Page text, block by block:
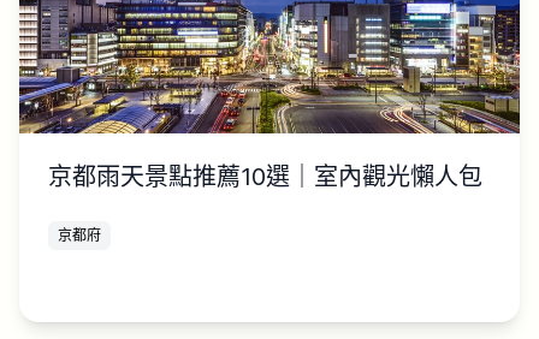
京都雨天景點推薦10選｜室內觀光懶人包
京都府